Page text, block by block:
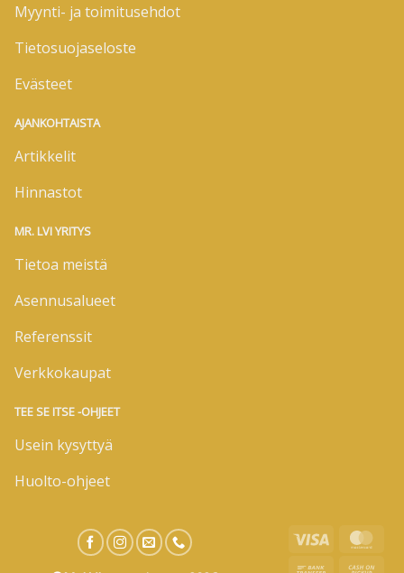
Myynti- ja toimitusehdot
Tietosuojaseloste
Evästeet
AJANKOHTAISTA
Artikkelit
Hinnastot
MR. LVI YRITYS
Tietoa meistä
Asennusalueet
Referenssit
Verkkokaupat
TEE SE ITSE -OHJEET
Usein kysyttyä
Huolto-ohjeet
Visa
Bank